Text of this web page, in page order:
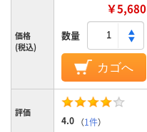
価格
(税込)
￥5,680
数量
カゴへ
評価
4.0 （1件）